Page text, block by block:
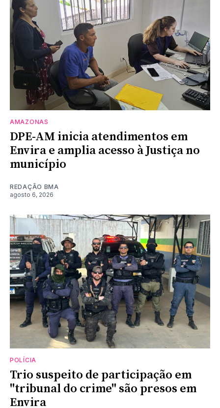
AMAZONAS
DPE-AM inicia atendimentos em
Envira e amplia acesso à Justiça no
município
REDAÇÃO BMA
agosto 6, 2026
POLÍCIA
Trio suspeito de participação em
"tribunal do crime" são presos em
Envira